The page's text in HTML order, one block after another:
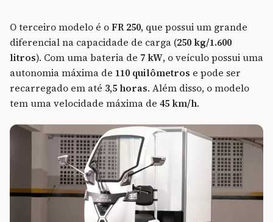
O terceiro modelo é oFR 250, que possui um grande
diferencial na capacidade de carga (250 kg/1.600
litros). Com uma bateria de 7 kW, o veículo possui uma
autonomia máxima de 110 quilômetros e pode ser
recarregado em até 3,5 horas. Além disso, o modelo
tem uma velocidade máxima de 45 km/h.